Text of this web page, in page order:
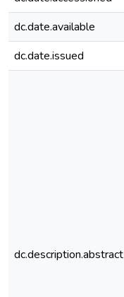
dc.date.available
dc.date.issued
dc.description.abstract